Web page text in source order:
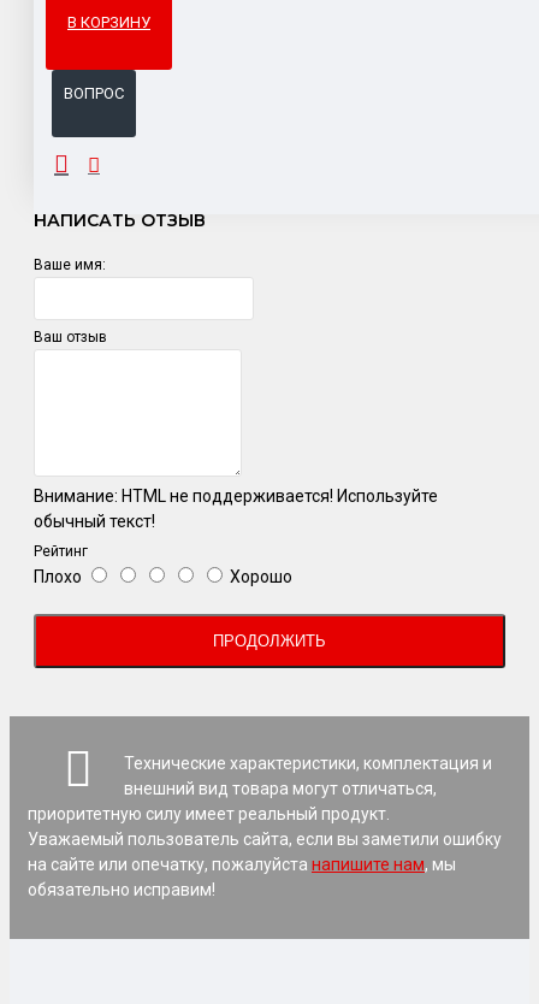
В КОРЗИНУ
ВОПРОС
ОТЗЫВЫ
НАПИСАТЬ ОТЗЫВ
Ваше имя:
Ваш отзыв
Внимание: HTML не поддерживается! Используйте
обычный текст!
Рейтинг
Плохо Хорошо
ПРОДОЛЖИТЬ
Технические характеристики, комплектация и
внешний вид товара могут отличаться,
приоритетную силу имеет реальный продукт.
Уважаемый пользователь сайта, если вы заметили ошибку
на сайте или опечатку, пожалуйста напишите нам, мы
обязательно исправим!